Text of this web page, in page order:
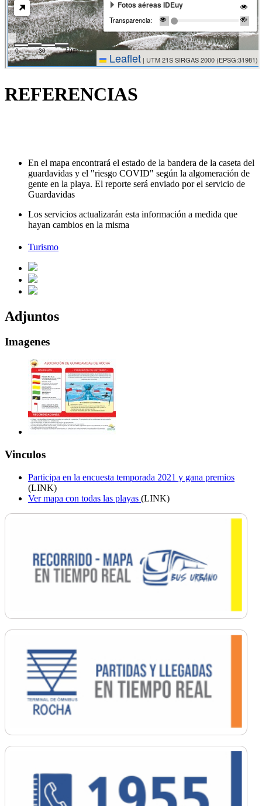
REFERENCIAS
En el mapa encontrará el estado de la bandera de la caseta del
guardavidas y el "riesgo COVID" según la algomeración de
gente en la playa. El reporte será enviado por el servicio de
Guardavidas
Los servicios actualizarán esta información a medida que
hayan cambios en la misma
Turismo
Adjuntos
Imagenes
Vinculos
Participa en la encuesta temporada 2021 y gana premios
(LINK)
Ver mapa con todas las playas (LINK)